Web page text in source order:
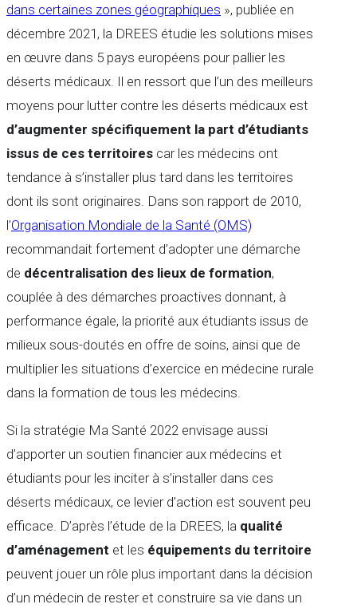
dans certaines zones géographiques », publiée en
décembre 2021, la DREES étudie les solutions mises
en œuvre dans 5 pays européens pour pallier les
déserts médicaux. Il en ressort que l’un des meilleurs
moyens pour lutter contre les déserts médicaux est
d’augmenter spécifiquement la part d’étudiants
issus de ces territoires car les médecins ont
tendance à s’installer plus tard dans les territoires
dont ils sont originaires. Dans son rapport de 2010,
l’Organisation Mondiale de la Santé (OMS)
recommandait fortement d’adopter une démarche
de décentralisation des lieux de formation,
couplée à des démarches proactives donnant, à
performance égale, la priorité aux étudiants issus de
milieux sous-doutés en offre de soins, ainsi que de
multiplier les situations d’exercice en médecine rurale
dans la formation de tous les médecins.
Si la stratégie Ma Santé 2022 envisage aussi
d’apporter un soutien financier aux médecins et
étudiants pour les inciter à s’installer dans ces
déserts médicaux, ce levier d’action est souvent peu
efficace. D’après l’étude de la DREES, la qualité
d’aménagement et les équipements du territoire
peuvent jouer un rôle plus important dans la décision
d’un médecin de rester et construire sa vie dans un